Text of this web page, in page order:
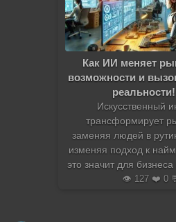
Как ИИ меняет
возможности и
Искусственный
трансформирует
заменяя людей в
изменяя подход к
это значит для
👁️ 127 ❤️ 0